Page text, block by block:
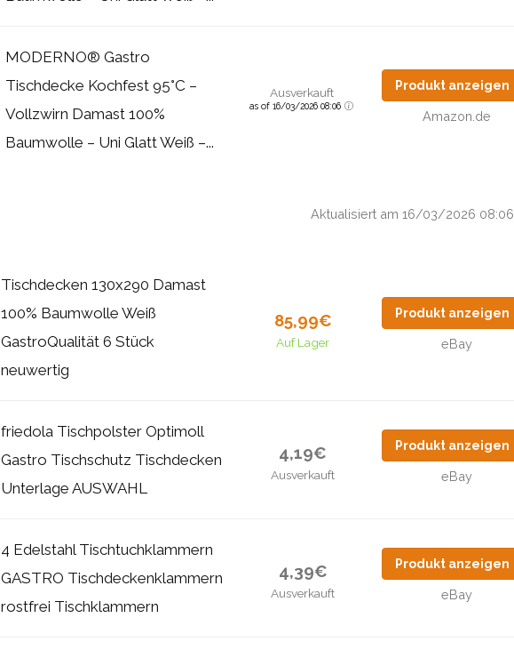
MODERNO® Gastro
Tischdecke Kochfest 95°C –
Vollzwirn Damast 100%
Baumwolle – Uni Glatt Weiß –...
Ausverkauft
as of 16/03/2026 08:06
Produkt anzeigen
Amazon.de
Aktualisiert am 16/03/2026 08:06
Tischdecken 130x290 Damast
100% Baumwolle Weiß
GastroQualität 6 Stück
neuwertig
85,99€
Auf Lager
Produkt anzeigen
eBay
friedola Tischpolster Optimoll
Gastro Tischschutz Tischdecken
Unterlage AUSWAHL
4,19€
Ausverkauft
Produkt anzeigen
eBay
4 Edelstahl Tischtuchklammern
GASTRO Tischdeckenklammern
rostfrei Tischklammern
4,39€
Ausverkauft
Produkt anzeigen
eBay